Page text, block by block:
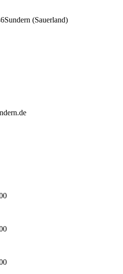
Sundern (Sauerland)